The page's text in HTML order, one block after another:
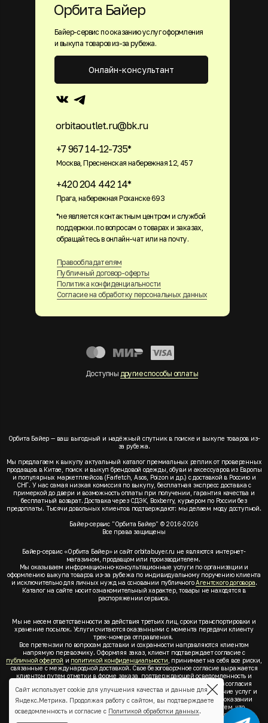
Байер-сервис по оказанию услуг оформления
и выкупа товаров из-за рубежа.
+7 967 14-12-735*
Москва, Пресненская набережная 12, 457
+420 204 442 14*
Прага, набережная Роханске 693
orbitaoutlet.ru@bk.ru
Правообладателям
Публичный договор-оферты
Политика конфиденциальности
Согласие на обработку персональных данных
Онлайн-консультант
Орбита Байер
Доступны другие способы оплаты
*не является контактным центром и службой
поддержки. по вопросам о товарах и заказах,
обращайтесь в онлайн-чат или на почту.
Орбита Байер — ваш выгодный и надёжный спутник в поиске и выкупе товаров из-
за рубежа.
Мы предлагаем к выкупу актуальный каталог премиальных реплик от проверенных
продавцов в Китае, поиск и выкуп брендовой одежды, обуви и аксессуаров из Европы
и популярных маркетплейсов (Farfetch, Asos, Poizon и др.) с доставкой в Россию и
СНГ. У нас самая низкая комиссия по выкупу, бесплатная экспресс доставка с
примеркой до двери и возможность оплаты при получении, гарантия качества и
бесплатный возврат. Доставка через СДЭК, Boxberry, курьером по России без
предоплаты. Тысячи довольных клиентов подтверждают: мы делаем моду доступной.
Байер-сервис "Орбита Байер" © 2016-2026
Все права защищены
Байер-сервис «Орбита Байер» и сайт orbitabuyer.ru не являются интернет-
магазином, продавцом или производителем.
Мы оказываем информационно-консультационные услуги по организации и
оформлению выкупа товаров из-за рубежа по индивидуальному поручению клиента
и исключительно для личных нужд на основании публичногоАгентского договора.
Каталог на сайте носит ознакомительный характер, товары не находятся в
распоряжении сервиса.
Мы не несем ответственности за действия третьих лиц, сроки транспортировки и
хранение посылок. Услуги считаются оказанными с момента передачи клиенту
трек-номера отправления.
Все претензии по вопросам доставки и сохранности направляются клиентом
напрямую перевозчику. Оформляя заказ, клиент подтверждает согласие с
публичной офертой и политикой конфиденциальности , принимает на себя все риски,
связанные с международной доставкой. Свое безоговорочное согласие выражается
клиентом путем отметки в форме заказа, подтверждающей осведомленность и
согласие клиента со всеми предлагаемыми сервисом условиями. Без согласия
клиента спубличной офертой иполитикой конфиденциальностиоказание услуг и
оформление заказа невозможно. Заключая акцепт условий оферты об оказании
услуг, клиент понимает, заверяет, подтверждает и соглашается с тем, что
выкупаемые товары по индивидуальному запросу выбраны им для личных,
Сайт использует cookie для улучшения качества и данные для
Яндекс.Метрика. Продолжая работу с сайтом, вы подтверждаете
осведомленность и согласие с Политикой обработки данных.